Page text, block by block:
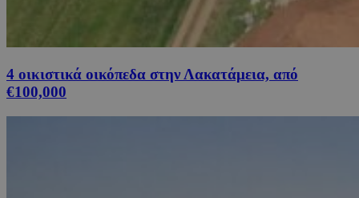
4 οικιστικά οικόπεδα στην Λακατάμεια, από
€100,000